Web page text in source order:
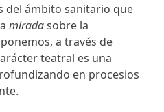
del ámbito sanitario que
miradasobre la
a través de
teatral es una
en procesios